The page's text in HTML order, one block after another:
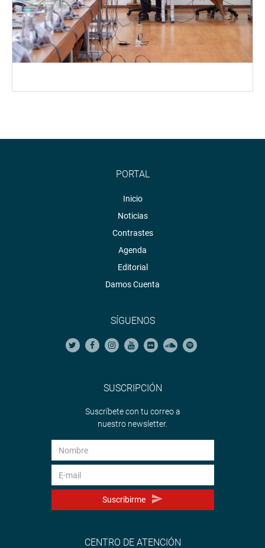
PORTAL
Inicio
Noticias
Contrastes
Agenda
Editorial
Damos Cuenta
SÍGUENOS
SUSCRIPCIÓN
Suscríbete con tu correo a
nuestro newsletter.
Suscribirme
CENTRO DE ATENCIÓN